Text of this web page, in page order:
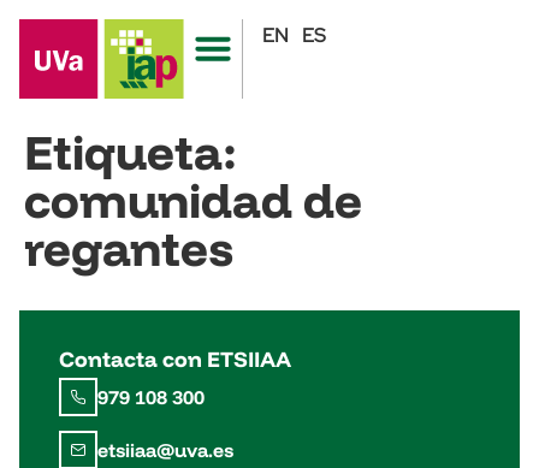
EN ES
Etiqueta:
comunidad de
regantes
Contacta con ETSIIAA
979 108 300
etsiiaa@uva.es